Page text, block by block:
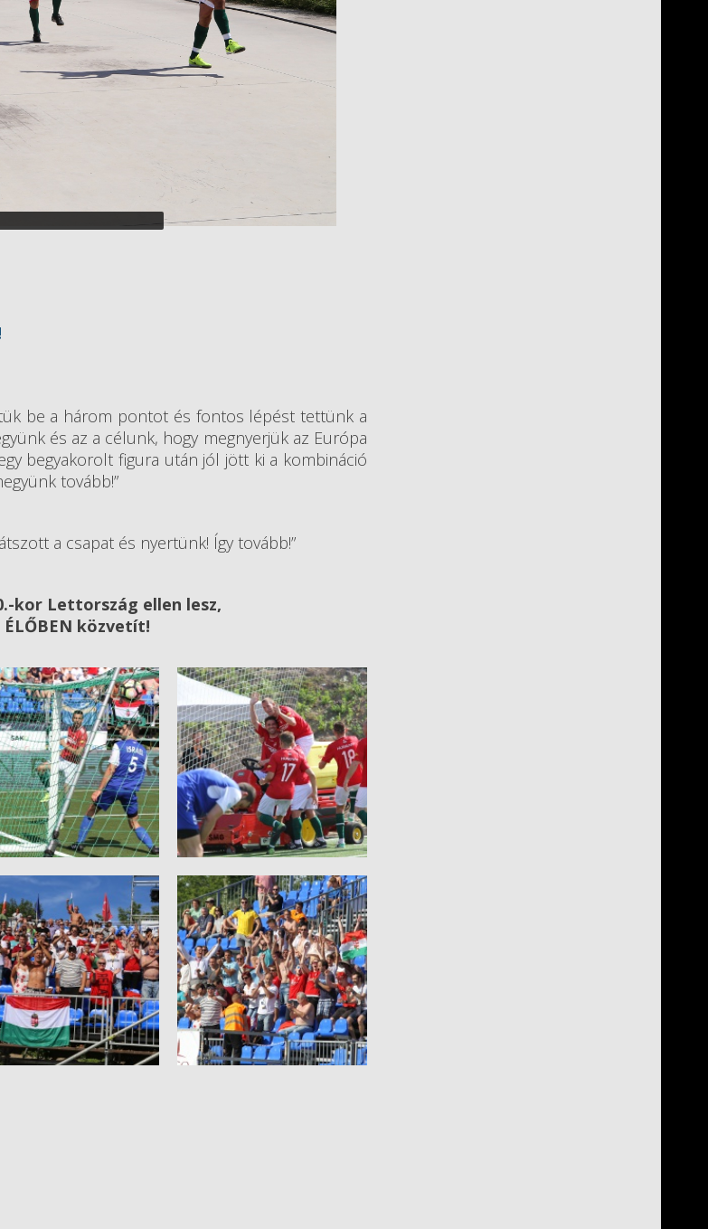
be a három pontot és fontos lépést tettünk a
és az a célunk, hogy megnyerjük az Európa
begyakorolt figura után jól jött ki a kombináció
tovább!”
a csapat és nyertünk! Így tovább!”
kor Lettország ellen lesz,
közvetít!